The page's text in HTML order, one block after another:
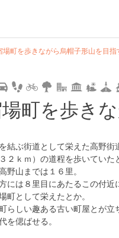
場町を歩きながら烏帽子形山を目指
kanagawa osaka
町を歩き
結ぶ街道として栄えた高野街
２ｋｍ）の道程を歩いていた
野山までは１６里。
には８里目にあたるこの付近
町として栄えたとか。
らしい趣ある古い町屋とが
を偲ばせる。